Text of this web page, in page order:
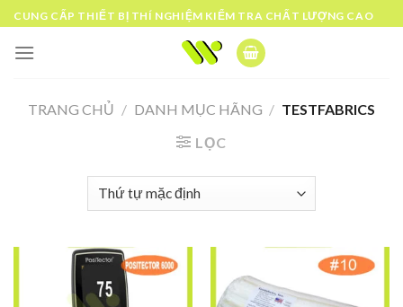
Skip
to
content
CUNG CẤP THIẾT BỊ THÍ NGHIỆM KIỂM TRA CHẤT LƯỢNG CAO
TRANG CHỦ / DANH MỤC HÃNG / TESTFABRICS
LỌC